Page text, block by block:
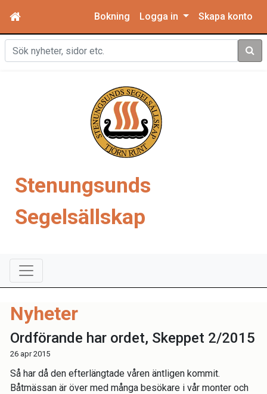
Bokning Logga in Skapa konto
Sök
Stenungsunds
Segelsällskap
Nyheter
Ordförande har ordet, Skeppet 2/2015
26 apr 2015
Så har då den efterlängtade våren äntligen kommit.
Båtmässan är över med många besökare i vår monter och